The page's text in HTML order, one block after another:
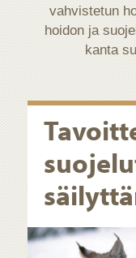
vahvistetun
hoidon ja
kanta